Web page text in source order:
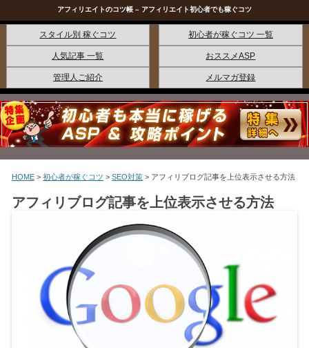
アフィリエイトのコツ帳 – アフィリエイト初心者でも稼ぐコツ
コンテンツへ移動
スタイル別 稼ぐコツ 初心者が稼ぐコツ 一覧
人気記事 一覧 おススメASP
管理人ご紹介 メルマガ登録
HOME > 初心者が稼ぐコツ > SEO対策 > アフィリブログ記事を上位表示させる方法
アフィリブログ記事を上位表示させる方法